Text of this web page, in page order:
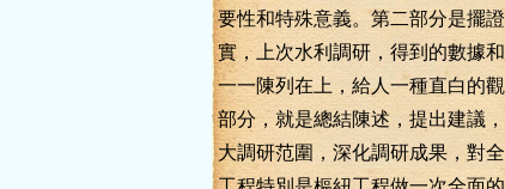
要性和特殊意義。第二部分是擺
實，上次水利調研，得到的數據
一一陳列在上，給人一種直白的
部分，就是總結陳述，提出建議
大調研范圍，深化調研成果，對